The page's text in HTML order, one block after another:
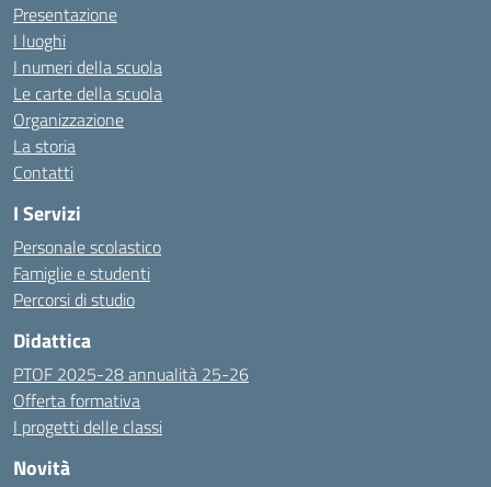
Presentazione
I luoghi
I numeri della scuola
Le carte della scuola
Organizzazione
La storia
Contatti
I Servizi
Personale scolastico
Famiglie e studenti
Percorsi di studio
Didattica
PTOF 2025-28 annualità 25-26
Offerta formativa
I progetti delle classi
Novità